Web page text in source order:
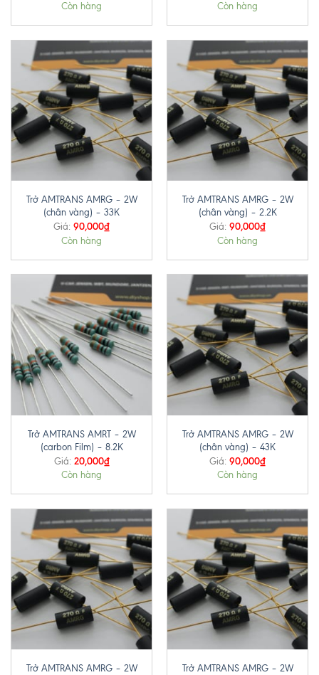
Còn hàng Còn hàng
Trở AMTRANS AMRG – 2W
(chân vàng) – 33K
Giá: 90,000₫
Còn hàng
Trở AMTRANS AMRG – 2W
(chân vàng) – 2.2K
Giá: 90,000₫
Còn hàng
Trở AMTRANS AMRT – 2W
(carbon Film) – 8.2K
Giá: 20,000₫
Còn hàng
Trở AMTRANS AMRG – 2W
(chân vàng) – 43K
Giá: 90,000₫
Còn hàng
Trở AMTRANS AMRG – 2W
Trở AMTRANS AMRG – 2W